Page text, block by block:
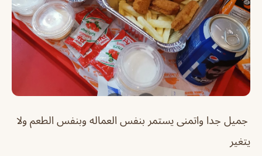
جميل جدا واتمنى يستمر بنفس العماله وبنفس الطعم ولا
يتغير